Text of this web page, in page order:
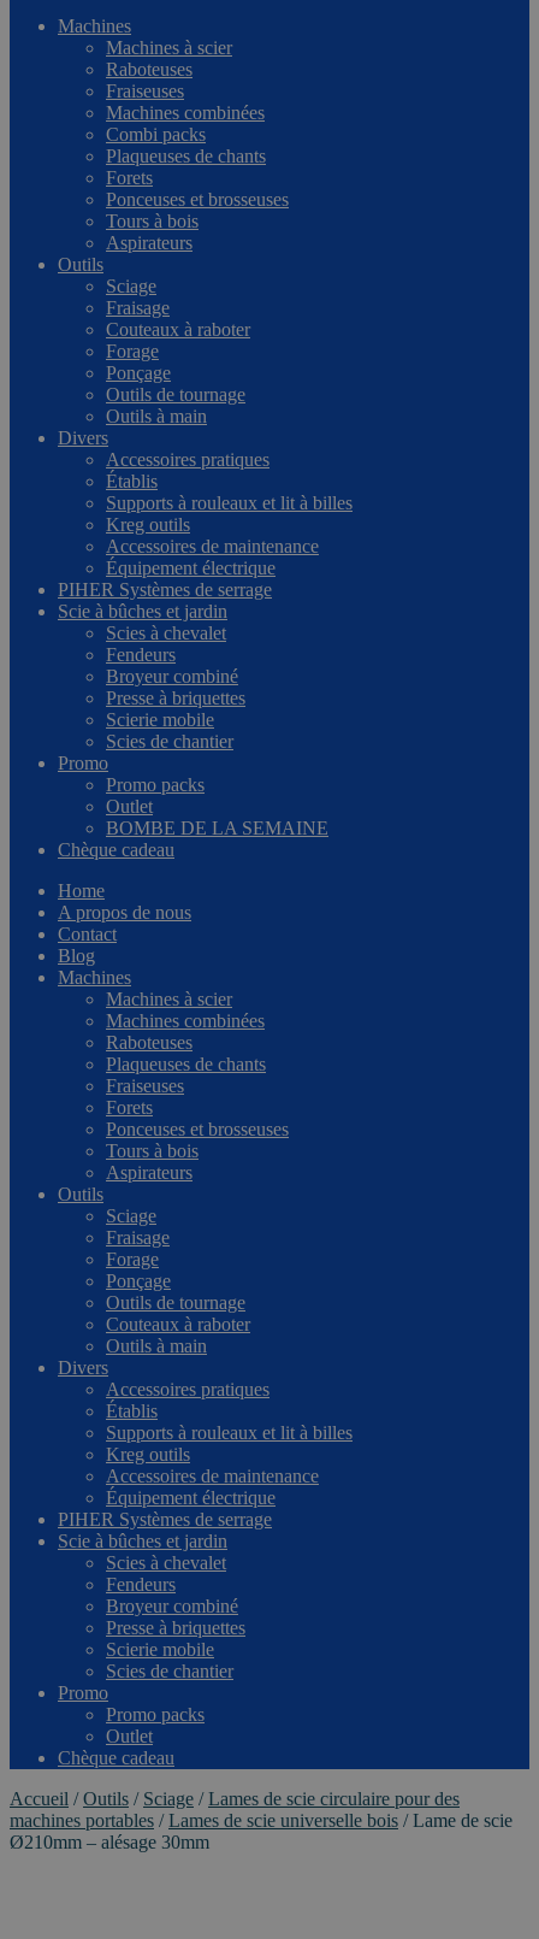
Machines
Machines à scier
Raboteuses
Fraiseuses
Machines combinées
Combi packs
Plaqueuses de chants
Forets
Ponceuses et brosseuses
Tours à bois
Aspirateurs
Outils
Sciage
Fraisage
Couteaux à raboter
Forage
Ponçage
Outils de tournage
Outils à main
Divers
Accessoires pratiques
Établis
Supports à rouleaux et lit à billes
Kreg outils
Accessoires de maintenance
Équipement électrique
PIHER Systèmes de serrage
Scie à bûches et jardin
Scies à chevalet
Fendeurs
Broyeur combiné
Presse à briquettes
Scierie mobile
Scies de chantier
Promo
Promo packs
Outlet
BOMBE DE LA SEMAINE
Chèque cadeau
Home
A propos de nous
Contact
Blog
Machines
Machines à scier
Machines combinées
Raboteuses
Plaqueuses de chants
Fraiseuses
Forets
Ponceuses et brosseuses
Tours à bois
Aspirateurs
Outils
Sciage
Fraisage
Forage
Ponçage
Outils de tournage
Couteaux à raboter
Outils à main
Divers
Accessoires pratiques
Établis
Supports à rouleaux et lit à billes
Kreg outils
Accessoires de maintenance
Équipement électrique
PIHER Systèmes de serrage
Scie à bûches et jardin
Scies à chevalet
Fendeurs
Broyeur combiné
Presse à briquettes
Scierie mobile
Scies de chantier
Promo
Promo packs
Outlet
Chèque cadeau
Accueil /Outils / Sciage /Lames de scie circulaire pour des
machines portables /Lames de scie universelle bois /Lame de scie
Ø210mm – alésage 30mm